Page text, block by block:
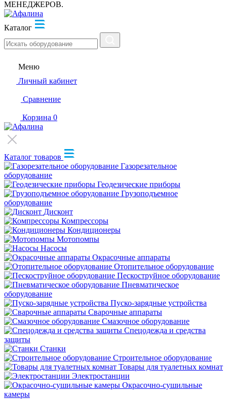
МЕНЕДЖЕРОВ.
Каталог
Меню
Личный кабинет
Сравнение
Корзина 0
Каталог товаров
Газорезательное
оборудование
Геодезические приборы
Грузоподъемное
оборудование
Дисконт
Компрессоры
Кондиционеры
Мотопомпы
Насосы
Окрасочные аппараты
Отопительное оборудование
Пескоструйное оборудование
Пневматическое
оборудование
Пуско-зарядные устройства
Сварочные аппараты
Смазочное оборудование
Спецодежда и средства
защиты
Станки
Строительное оборудование
Товары для туалетных комнат
Электростанции
Окрасочно-сушильные
камеры